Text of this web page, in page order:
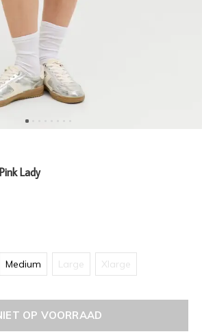
Lady
Medium Large Xlarge
OP VOORRAAD